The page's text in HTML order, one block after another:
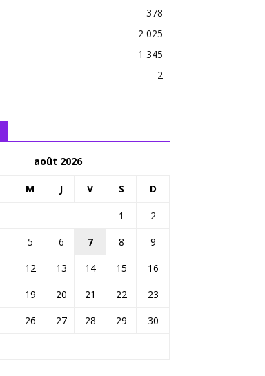
378
2 025
1 345
2
août 2026
M J V S D
1
2
5 6 7 8
9
12 13 14 15
16
19 20 21 22
23
26 27 28 29
30